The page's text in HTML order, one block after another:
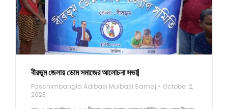
বীরভূম জেলায় ডোম সমাজের আলোচনা সভা|
Paschimbangla Adibasi Mulbasi Samaj
October 2,
2023